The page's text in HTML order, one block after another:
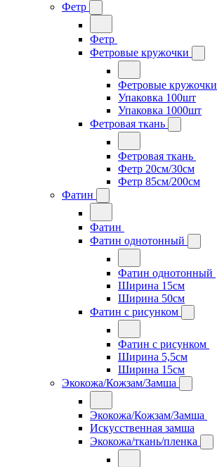
Фетр
Фетр
Фетровые кружочки
Фетровые кружочки
Упаковка 100шт
Упаковка 1000шт
Фетровая ткань
Фетровая ткань
Фетр 20см/30см
Фетр 85см/200см
Фатин
Фатин
Фатин однотонный
Фатин однотонный
Ширина 15см
Ширина 50см
Фатин с рисунком
Фатин с рисунком
Ширина 5,5см
Ширина 15см
Экокожа/Кожзам/Замша
Экокожа/Кожзам/Замша
Искусственная замша
Экокожа/ткань/пленка